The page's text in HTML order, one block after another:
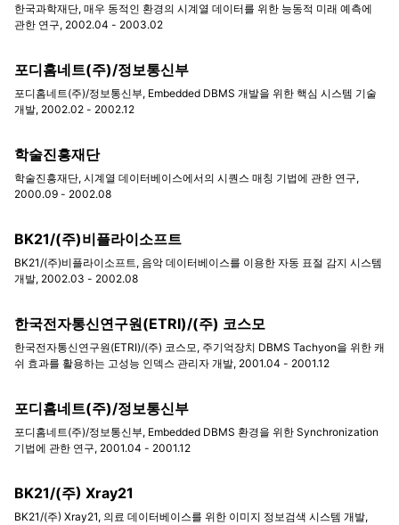
한국과학재단, 매우 동적인 환경의 시계열 데이터를 위한 능동적 미래 예측에
관한 연구, 2002.04 - 2003.02
포디홈네트(주)/정보통신부
포디홈네트(주)/정보통신부, Embedded DBMS 개발을 위한 핵심 시스템 기술
개발, 2002.02 - 2002.12
학술진흥재단
학술진흥재단, 시계열 데이터베이스에서의 시퀀스 매칭 기법에 관한 연구,
2000.09 - 2002.08
BK21/(주)비플라이소프트
BK21/(주)비플라이소프트, 음악 데이터베이스를 이용한 자동 표절 감지 시스템
개발, 2002.03 - 2002.08
한국전자통신연구원(ETRI)/(주) 코스모
한국전자통신연구원(ETRI)/(주) 코스모, 주기억장치 DBMS Tachyon을 위한 캐
쉬 효과를 활용하는 고성능 인덱스 관리자 개발, 2001.04 - 2001.12
포디홈네트(주)/정보통신부
포디홈네트(주)/정보통신부, Embedded DBMS 환경을 위한 Synchronization
기법에 관한 연구, 2001.04 - 2001.12
BK21/(주) Xray21
BK21/(주) Xray21, 의료 데이터베이스를 위한 이미지 정보검색 시스템 개발,